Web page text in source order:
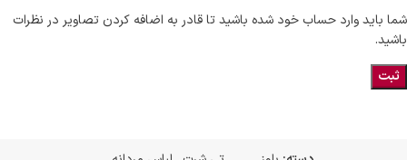
شما باید وارد حساب خود شده باشید تا قادر به اضافه کردن تصاویر در نظرات
باشید.